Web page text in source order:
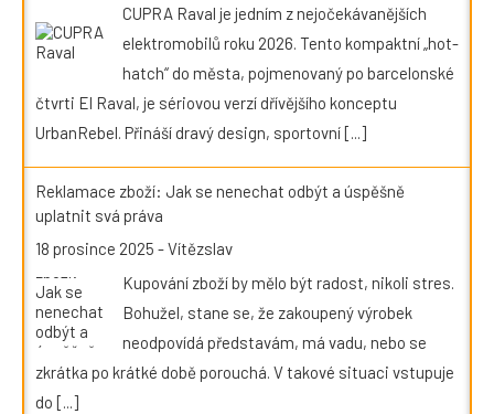
CUPRA Raval je jedním z nejočekávanějších
elektromobilů roku 2026. Tento kompaktní „hot-
hatch“ do města, pojmenovaný po barcelonské
čtvrti El Raval, je sériovou verzí dřívějšího konceptu
UrbanRebel. Přináší dravý design, sportovní[...]
Reklamace zboží: Jak se nenechat odbýt a úspěšně
uplatnit svá práva
18 prosince 2025 -Vítězslav
Kupování zboží by mělo být radost, nikoli stres.
Bohužel, stane se, že zakoupený výrobek
neodpovídá představám, má vadu, nebo se
zkrátka po krátké době porouchá. V takové situaci vstupuje
do [...]